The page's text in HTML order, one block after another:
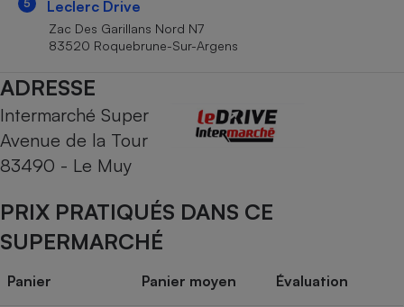
5 Leclerc Drive
Zac Des Garillans Nord N7
83520 Roquebrune-Sur-Argens
ADRESSE
Intermarché Super
Avenue de la Tour
83490 - Le Muy
PRIX PRATIQUÉS DANS CE
SUPERMARCHÉ
Panier Panier moyen Évaluation
Cafetière à expressos